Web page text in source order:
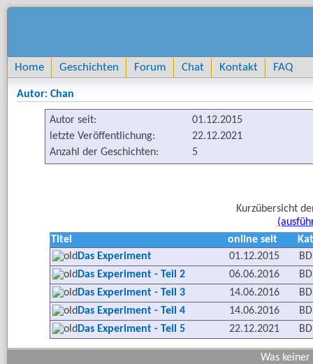
Home Geschichten Forum Chat Kontakt FAQ
Autor: Chan
Autor seit:
01.12.2015
letzte Veröffentlichung:
22.12.2021
Anzahl der Geschichten:
5
Kurzübersicht
Titel
online seit
Das Experiment
01.12.2015
Das Experiment - Teil 2
06.06.2016
Das Experiment - Teil 3
14.06.2016
Das Experiment - Teil 4
14.06.2016
Das Experiment - Teil 5
22.12.2021
Was